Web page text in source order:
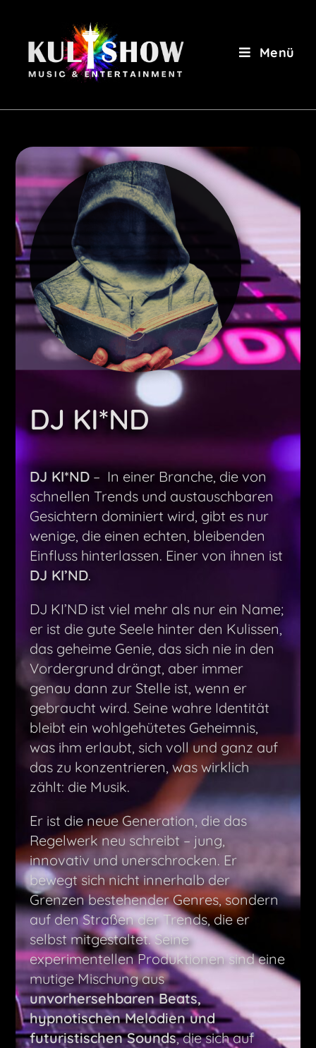
Menü
DJ KI*ND
DJ KI*ND – In einer Branche, die von
schnellen Trends und austauschbaren
Gesichtern dominiert wird, gibt es nur
wenige, die einen echten, bleibenden
Einfluss hinterlassen. Einer von ihnen ist
DJ KI’ND.
DJ KI’ND ist viel mehr als nur ein Name;
er ist die gute Seele hinter den Kulissen,
das geheime Genie, das sich nie in den
Vordergrund drängt, aber immer
genau dann zur Stelle ist, wenn er
gebraucht wird. Seine wahre Identität
bleibt ein wohlgehütetes Geheimnis,
was ihm erlaubt, sich voll und ganz auf
das zu konzentrieren, was wirklich
zählt: die Musik.
Er ist die neue Generation, die das
Regelwerk neu schreibt – jung,
innovativ und unerschrocken. Er
bewegt sich nicht innerhalb der
Grenzen bestehender Genres, sondern
auf den Straßen der Trends, die er
selbst mitgestaltet. Seine
experimentellen Produktionen sind eine
mutige Mischung aus
unvorhersehbaren Beats,
hypnotischen Melodien und
futuristischen Sounds, die sich auf